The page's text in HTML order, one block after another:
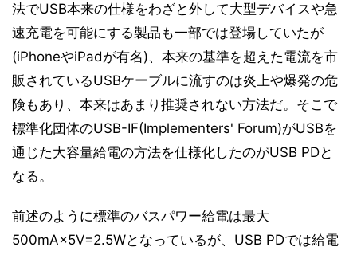
法でUSB本来の仕様をわざと外して大型デバイスや急
速充電を可能にする製品も一部では登場していたが
(iPhoneやiPadが有名)、本来の基準を超えた電流を市
販されているUSBケーブルに流すのは炎上や爆発の危
険もあり、本来はあまり推奨されない方法だ。そこで
標準化団体のUSB-IF(Implementers' Forum)がUSBを
通じた大容量給電の方法を仕様化したのがUSB PDと
なる。
前述のように標準のバスパワー給電は最大
500mA×5V=2.5Wとなっているが、USB PDでは給電